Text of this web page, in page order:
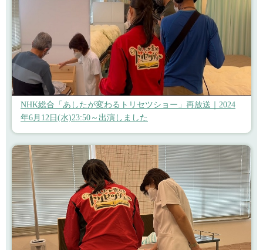
NHK総合「あしたが変わるトリセツショー」再放送｜2024
年6月12日(水)23:50～出演しました